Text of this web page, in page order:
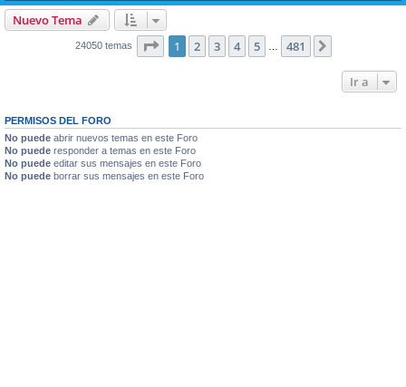
Nuevo Tema
24050 temas Página de 481
1 2 3 4 5 … 481
Ir a
PERMISOS DEL FORO
No puede abrir nuevos temas en este Foro
No puede responder a temas en este Foro
No puede editar sus mensajes en este Foro
No puede borrar sus mensajes en este Foro